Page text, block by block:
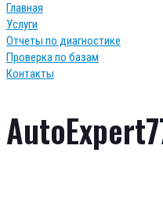
Главная
Услуги
Отчеты по диагностике
Проверка по базам
Контакты